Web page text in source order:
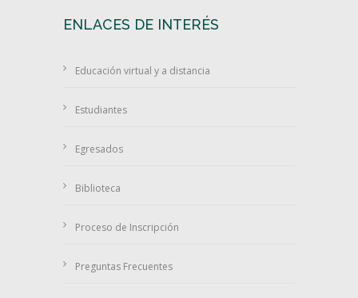
ENLACES DE INTERÉS
Educación virtual y a distancia
Estudiantes
Egresados
Biblioteca
Proceso de Inscripción
Preguntas Frecuentes